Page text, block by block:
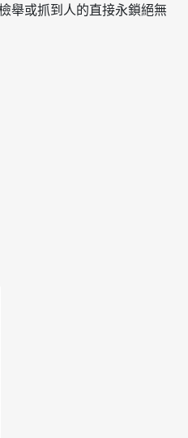
舉或抓到人的直接永鎖絕無